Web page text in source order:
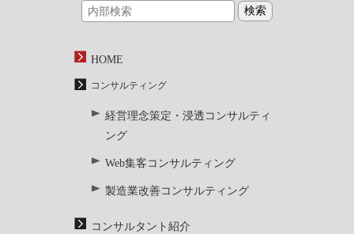
HOME
コンサルティング
経営理念策定・浸透コンサルティ
ング
Web集客コンサルティング
製造業改善コンサルティング
コンサルタント紹介